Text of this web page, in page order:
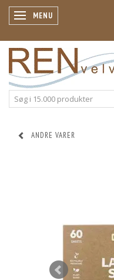
SKIFTE NAVIGATION
MENU
ANDRE VARER